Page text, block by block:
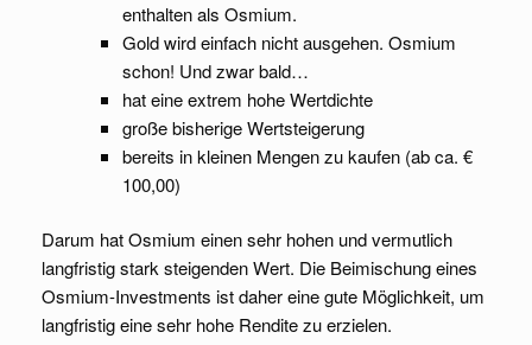
enthalten als Osmium.
Gold wird einfach nicht ausgehen. Osmium
schon! Und zwar bald…
hat eine extrem hohe Wertdichte
große bisherige Wertsteigerung
bereits in kleinen Mengen zu kaufen (ab ca. €
100,00)
Darum hat Osmium einen sehr hohen und vermutlich
langfristig stark steigenden Wert. Die Beimischung eines
Osmium-Investments ist daher eine gute Möglichkeit, um
langfristig eine sehr hohe Rendite zu erzielen.